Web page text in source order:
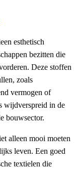
esthetisch
bezitten die
Deze stoffen
zoals
vermogen of
wijdverspreid in de
bouwsector.
alleen mooi moeten
leven. Een goed
textielen die